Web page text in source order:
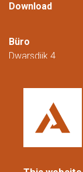
Download
Büro
Dwarsdijk 4
Niederlande
+31 (0)88 23
08:00 bis 16:00 Uhr